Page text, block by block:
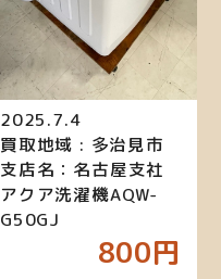
2025.7.4
買取地域 : 多治見市
支店名：名古屋支社
アクア洗濯機AQW-
G50GJ
800円